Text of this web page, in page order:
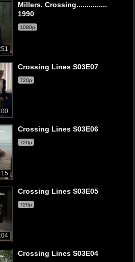
Millers. Crossing...............
1990
1080p
Crossing Lines S03E07
720p
Crossing Lines S03E06
720p
Crossing Lines S03E05
720p
Crossing Lines S03E04